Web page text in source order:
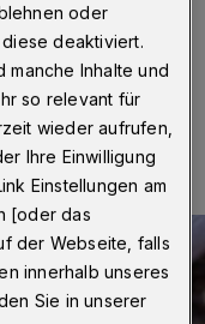
oder
deaktiviert.
manche Inhalte und
so relevant für
wieder aufrufen,
Ihre Einwilligung
Einstellungen am
[oder das
der Webseite, falls
innerhalb unseres
Sie in unserer